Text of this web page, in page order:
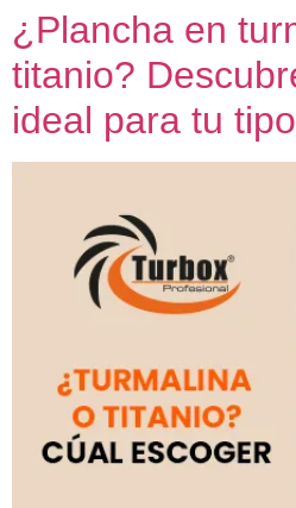
¿Plancha en
titanio?
ideal para tu